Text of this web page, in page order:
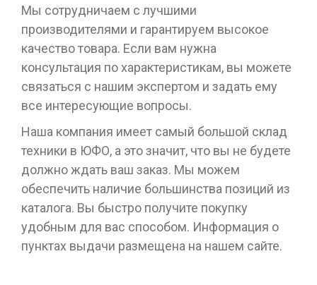
Мы сотрудничаем с лучшими
производителями и гарантируем высокое
качество товара. Если вам нужна
консультация по характеристикам, вы можете
связаться с нашим экспертом и задать ему
все интересующие вопросы.
Наша компания имеет самый большой склад
техники в ЮФО, а это значит, что вы не будете
должно ждать ваш заказ. Мы можем
обеспечить наличие большинства позиций из
каталога. Вы быстро получите покупку
удобным для вас способом. Информация о
пунктах выдачи размещена на нашем сайте.